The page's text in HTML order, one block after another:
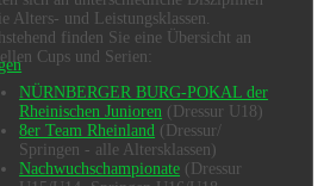
Alters- und Leistungsklassen.
finden Sie eine Übersicht an
Cups und Serien:
NÜRNBERGER BURG-POKAL der
Rheinischen Junioren (Dressur U18)
8er Team Rheinland (Dressur/
Springen - alle Altersklassen)
Nachwuchschampionate (Dressur